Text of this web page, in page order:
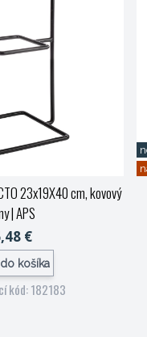
23x19X40 cm, kovový
| APS
€
košíka
kód: 182183